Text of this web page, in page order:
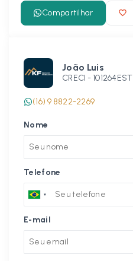
Compartilhar
João Luis
CRECI - 101264EST
(16) 9 8822-2269
Nome
Telefone
E-mail